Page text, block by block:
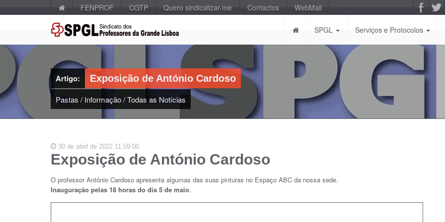
FENPROF CGTP Quero sindicalizar-me Contactos WebMail
SPGL Serviços e Protocolos
Artigo: Exposição de António Cardoso
Pastas / Informação/Todas as Notícias
30 de abril de 2022 11:59:00
Exposição de António Cardoso
O professor António Cardoso apresenta algumas das suas pinturas no Espaço ABC da nossa sede.
Inauguração pelas 18 horas do dia 5 de maio.